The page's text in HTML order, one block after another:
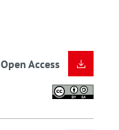
Open Access